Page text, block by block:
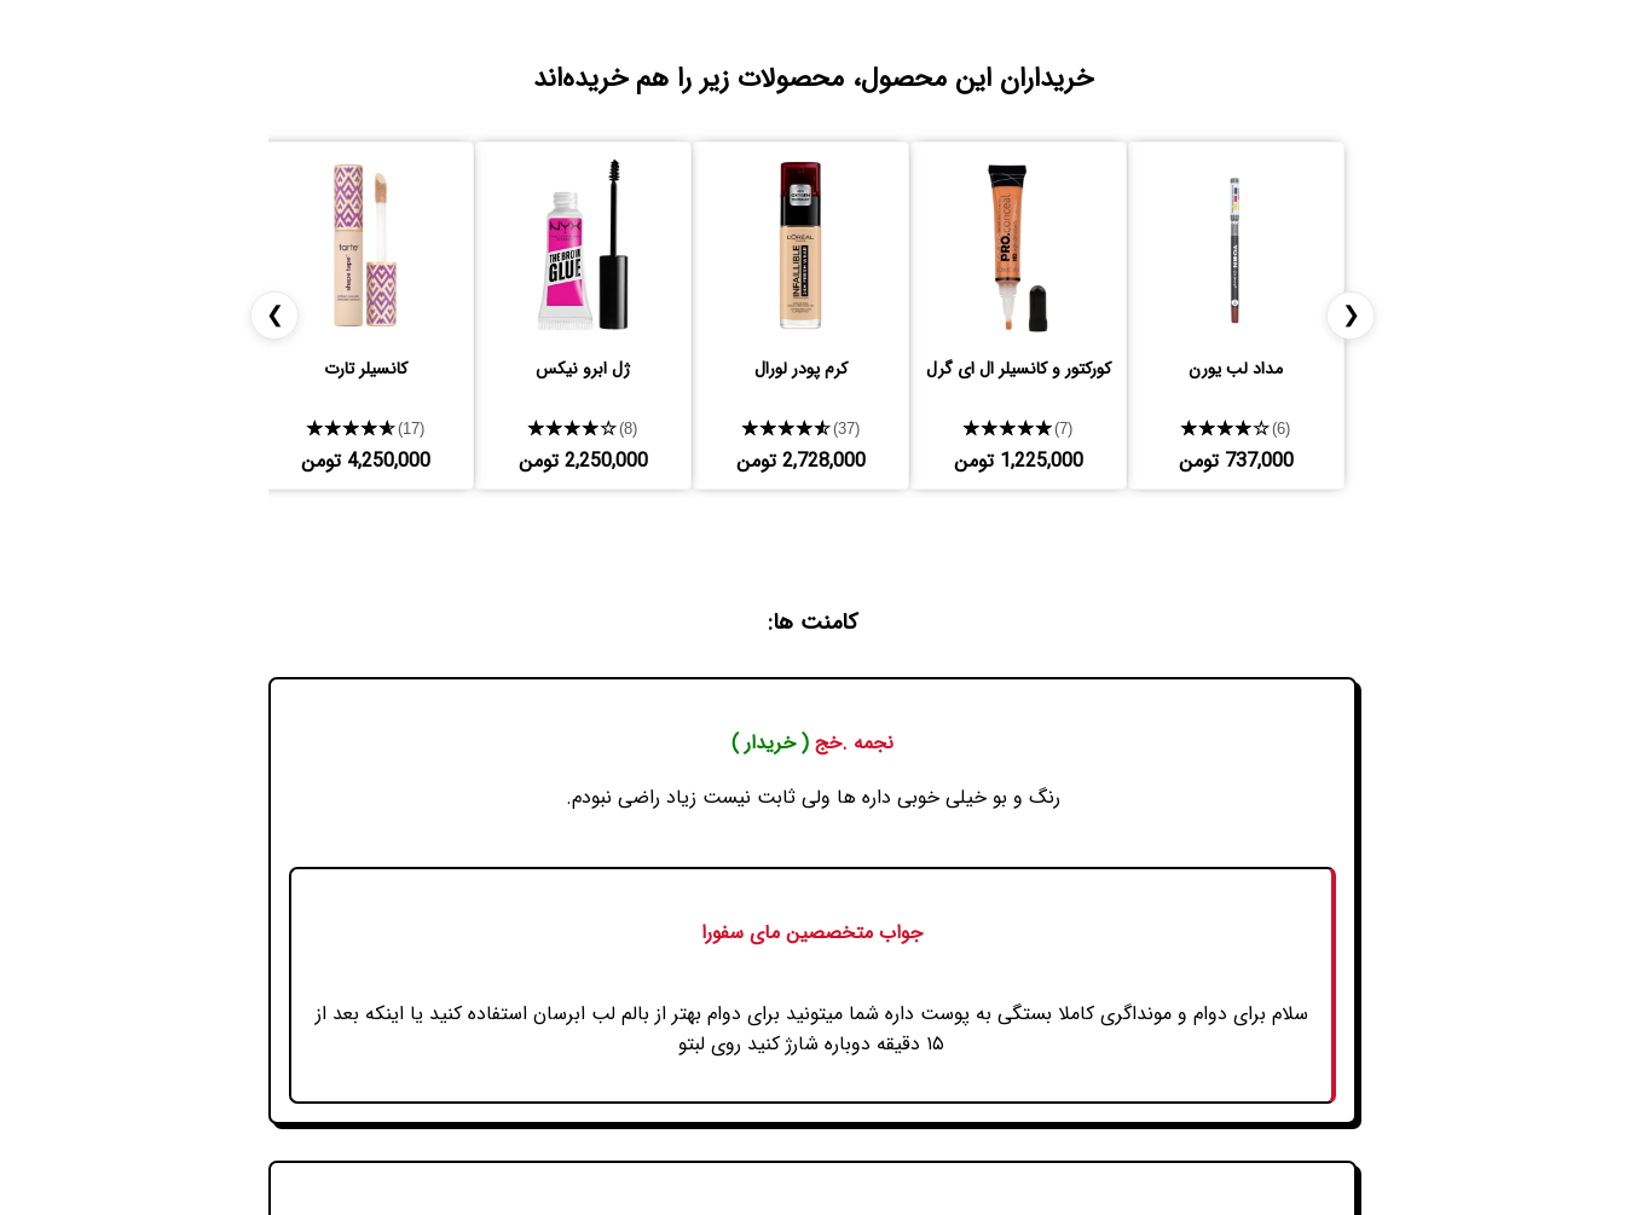
خریداران این محصول، محصولات زیر را هم خریده‌اند
❮
مداد لب یورن
★★★★★(6)
737,000 تومن
کورکتور و کانسیلر ال ای گرل
★★★★★(7)
1,225,000 تومن
کرم پودر لورال
★★★★★(37)
2,728,000 تومن
ژل ابرو نیکس
★★★★★(8)
2,250,000 تومن
کانسیلر تارت
★★★★★(17)
4,250,000 تومن
❯
کامنت ها:
نجمه .خج ( خریدار )
رنگ و بو خیلی خوبی داره ها ولی ثابت نیست زیاد راضی نبودم.
جواب متخصصین مای سفورا
سلام برای دوام و مونداگری کاملا بستگی به پوست داره شما میتونید برای دوام بهتر از بالم لب ابرسان استفاده کنید یا اینکه بعد از
۱۵ دقیقه دوباره شارژ کنید روی لبتو